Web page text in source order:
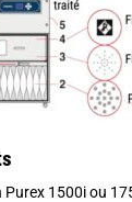
Purex 1500i ou